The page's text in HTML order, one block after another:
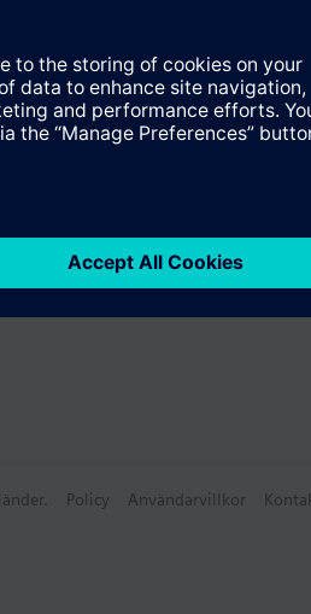
Policy Användarvillkor